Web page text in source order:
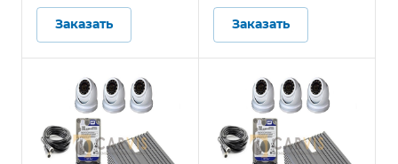
Заказать Заказать